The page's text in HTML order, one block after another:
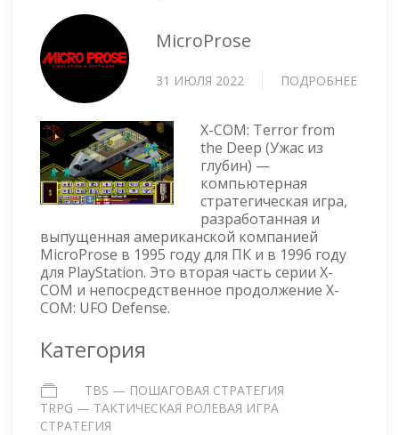
MicroProse
31 ИЮЛЯ 2022 ПОДРОБНЕЕ
X-COM: Terror from
the Deep (Ужас из
глубин) —
компьютерная
стратегическая игра,
разработанная и
выпущенная американской компанией
MicroProse в 1995 году для ПК и в 1996 году
для PlayStation. Это вторая часть серии X-
COM и непосредственное продолжение X-
COM: UFO Defense.
Категория
TBS — ПОШАГОВАЯ СТРАТЕГИЯ
TRPG — ТАКТИЧЕСКАЯ РОЛЕВАЯ ИГРА
СТРАТЕГИЯ